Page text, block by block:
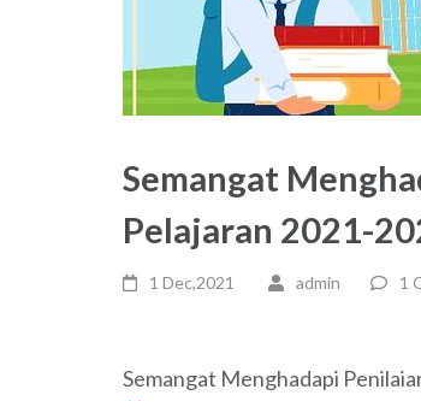
Semangat
Pelajaran 2021-
1 Dec,2021 admin 1
Semangat Menghadapi